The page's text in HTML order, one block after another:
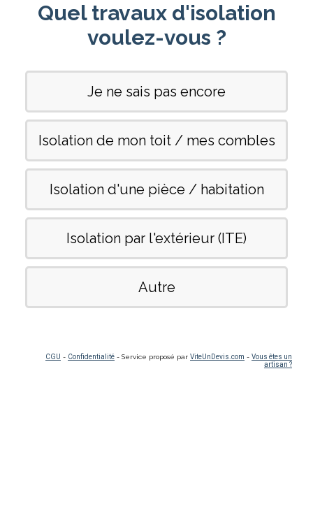
Quel travaux d'isolation
voulez-vous ?
Je ne sais pas encore
Isolation de mon toit / mes combles
Isolation d'une pièce / habitation
Isolation par l'extérieur (ITE)
Autre
CGU - Confidentialité - Service proposé par ViteUnDevis.com - Vous êtes un
artisan ?